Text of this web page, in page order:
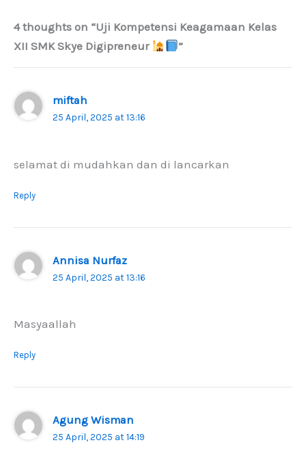
4 thoughts on “Uji Kompetensi Keagamaan Kelas
XII SMK Skye Digipreneur
”
miftah
25 April, 2025 at 13:16
selamat di mudahkan dan di lancarkan
Reply
Annisa Nurfaz
25 April, 2025 at 13:16
Masyaallah
Reply
Agung Wisman
25 April, 2025 at 14:19